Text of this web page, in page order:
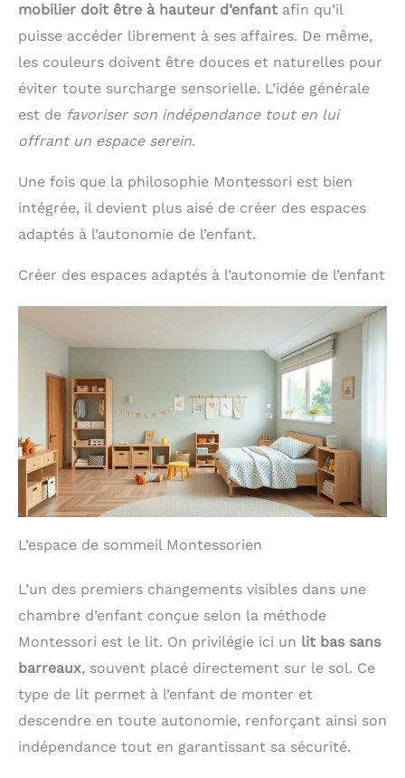
mobilier doit être à hauteur d’enfant afin qu’il
puisse accéder librement à ses affaires. De même,
les couleurs doivent être douces et naturelles pour
éviter toute surcharge sensorielle. L’idée générale
est de favoriser son indépendance tout en lui
offrant un espace serein.
Une fois que la philosophie Montessori est bien
intégrée, il devient plus aisé de créer des espaces
adaptés à l’autonomie de l’enfant.
Créer des espaces adaptés à l’autonomie de l’enfant
L’espace de sommeil Montessorien
L’un des premiers changements visibles dans une
chambre d’enfant conçue selon la méthode
Montessori est le lit. On privilégie ici un lit bas sans
barreaux, souvent placé directement sur le sol. Ce
type de lit permet à l’enfant de monter et
descendre en toute autonomie, renforçant ainsi son
indépendance tout en garantissant sa sécurité.